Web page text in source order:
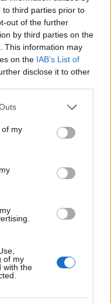
to third parties prior to
out of the further
by third parties on the
This information may
on the IAB’s List of
disclose it to other
of my
of my
with the
της48ωρης
επιχειρήσεις
λόγω
ελέγχους καθ’ όλη
ιδιαίτερα σε
ίσων
της